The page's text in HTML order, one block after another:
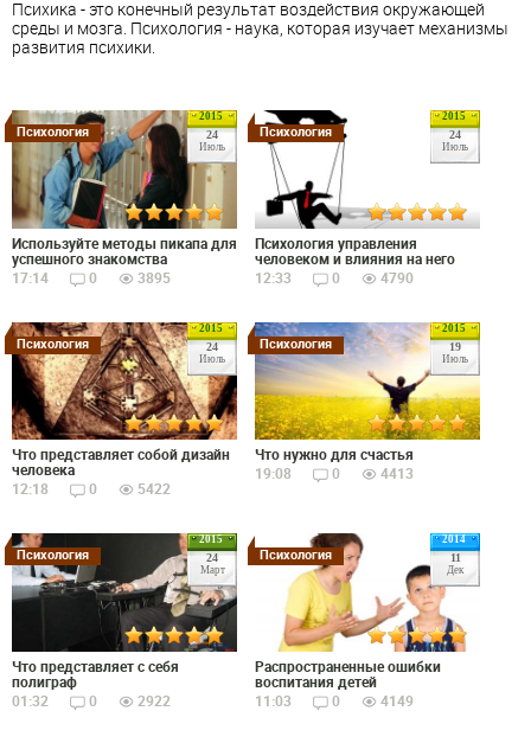
Психика - это конечный результат воздействия окружающей
среды и мозга. Психология - наука, которая изучает механизмы
развития психики.
2015
24
Июль
Психология
Используйте методы пикапа для
успешного знакомства
17:14
0 3895
2015
24
Июль
Психология
Психология управления
человеком и влияния на него
12:33
0 4790
2015
24
Июль
Психология
Что представляет собой дизайн
человека
12:18
0 5422
2015
19
Июль
Психология
Что нужно для счастья
19:08
0 4413
2015
24
Март
Психология
Что представляет с себя
полиграф
01:32
0 2922
2014
11
Дек
Психология
Распространенные ошибки
воспитания детей
11:03
0 4149